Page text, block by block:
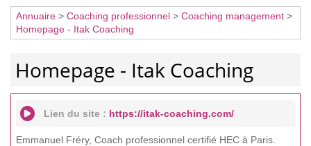
Annuaire > Coaching professionnel > Coaching management >
Homepage - Itak Coaching
Homepage - Itak Coaching
Lien du site : https://itak-coaching.com/
Emmanuel Fréry, Coach professionnel certifié HEC à Paris.